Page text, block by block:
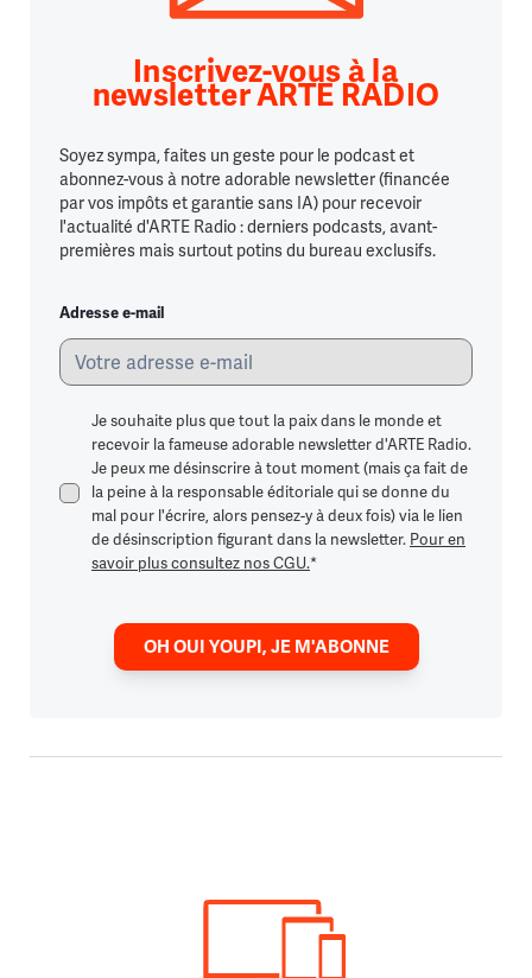
Inscrivez-vous à la
newsletter ARTE RADIO
Soyez sympa, faites un geste pour le podcast et
abonnez-vous à notre adorable newsletter (financée
par vos impôts et garantie sans IA) pour recevoir
l'actualité d'ARTE Radio : derniers podcasts, avant-
premières mais surtout potins du bureau exclusifs.
Adresse e-mail
Je souhaite plus que tout la paix dans le monde et
recevoir la fameuse adorable newsletter d'ARTE Radio.
Je peux me désinscrire à tout moment (mais ça fait de
la peine à la responsable éditoriale qui se donne du
mal pour l'écrire, alors pensez-y à deux fois) via le lien
de désinscription figurant dans la newsletter. Pour en
savoir plus consultez nos CGU.*
OH OUI YOUPI, JE M'ABONNE